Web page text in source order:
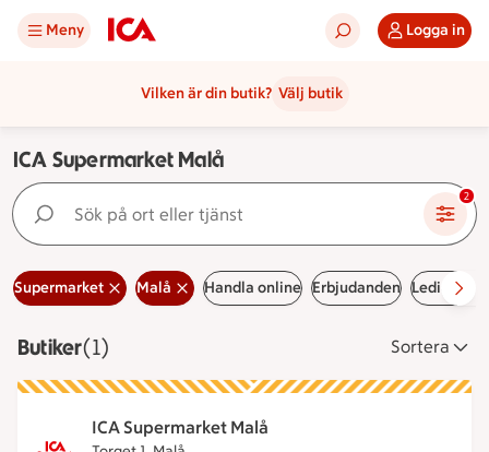
Meny Logga in
Vilken är din butik? Välj butik
ICA Supermarket Malå
Sök på ort eller tjänst 2
Supermarket Malå Handla online Erbjudanden Lediga
ButikerVisar 1 stycken
(1) Sortera
ICA Supermarket Malå